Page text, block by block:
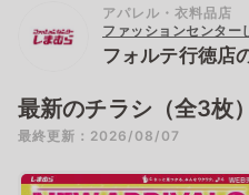
アパレル・衣料品店
ファッションセンター
フォルテ行徳店
最新のチラシ（全3枚）
最終更新：2026/08/07